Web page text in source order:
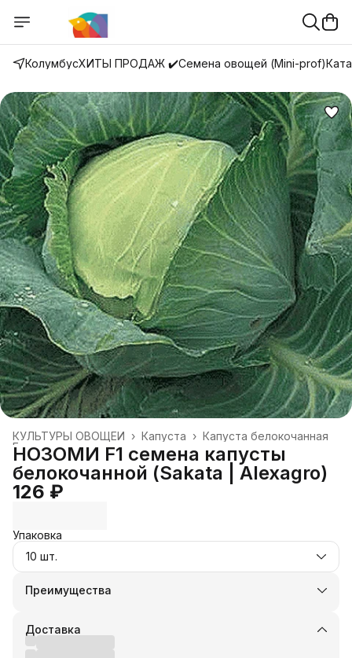
КолумбусХИТЫ ПРОДАЖ ✔️Семена овощей (Mini-prof)
Капуста белокочанная
Капуста ›
КУЛЬТУРЫ ОВОЩЕЙ ›
Главная ›
НОЗОМИ F1 семена капусты
белокочанной (Sakata | Alexagro)
126 ₽
Упаковка
10 шт.
Преимущества
Оплата частями в Сплит
Удобный возврат
Оплата — картой, СБП или наличными
Доставка